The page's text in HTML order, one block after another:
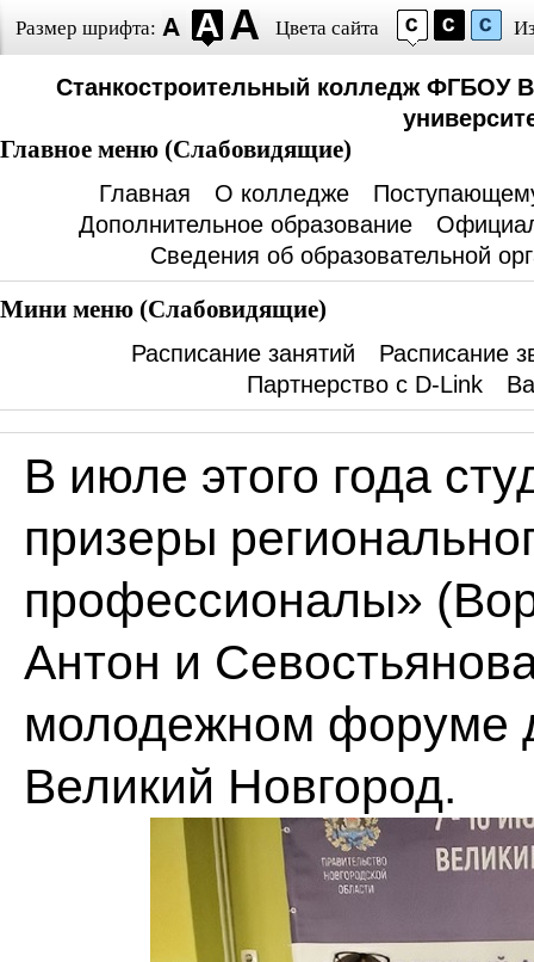
Размер шрифта: Цвета сайта
Станкостроительный колледж ФГБОУ
Главное меню (Слабовидящие)
Главная О колледже
Дополнительное образование
Сведения об образовательной
Мини меню (Слабовидящие)
Расписание занятий
Расписание
Партнерство с D-Link
В июле этого года
призеры
профессионалы»
Антон и
молодежном форуме
Великий Новгород.